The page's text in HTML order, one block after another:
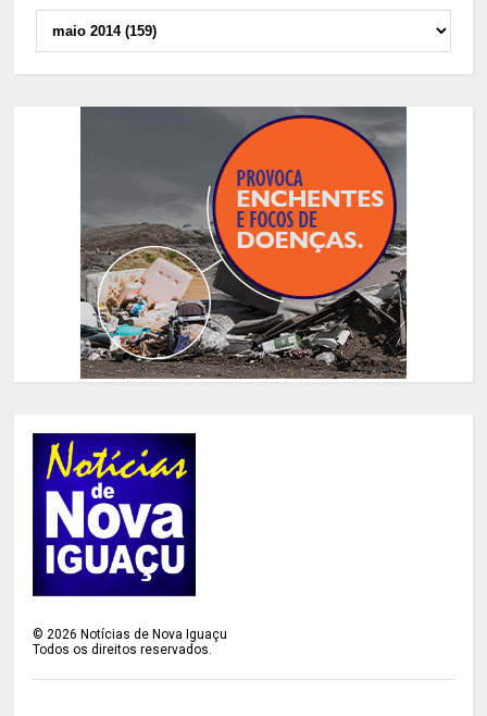
©2026 Notícias de Nova Iguaçu
Todos os direitos reservados.